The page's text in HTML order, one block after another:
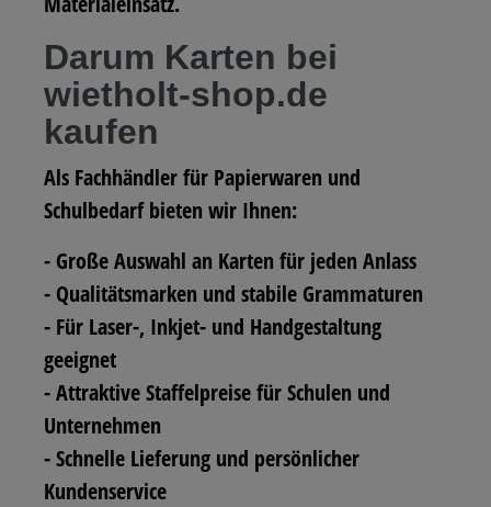
Darum Karten bei
wietholt-shop.de
kaufen
Als Fachhändler für Papierwaren und
Schulbedarf bieten wir Ihnen:
- Große Auswahl an Karten für jeden Anlass
- Qualitätsmarken und stabile Grammaturen
- Für Laser-, Inkjet- und Handgestaltung
geeignet
- Attraktive Staffelpreise für Schulen und
Unternehmen
- Schnelle Lieferung und persönlicher
Kundenservice